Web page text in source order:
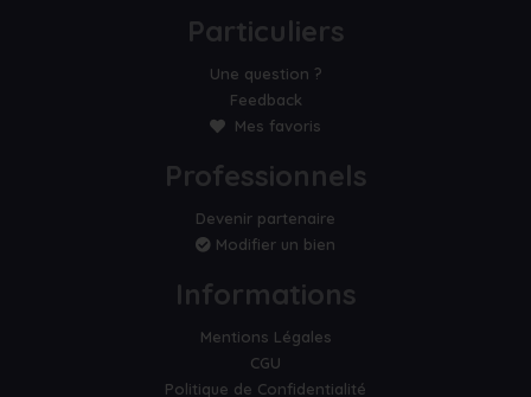
Particuliers
Une question ?
Feedback
Mes favoris
Professionnels
Devenir partenaire
Modifier un bien
Informations
Mentions Légales
CGU
Politique de Confidentialité